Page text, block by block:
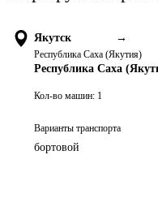
Якутск →
Республика Саха (Якутия)
Республика Саха
Кол-во машин: 1
Варианты транспорта
бортовой